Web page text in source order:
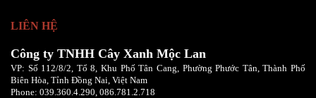
LIÊN HỆ
Công ty TNHH Cây Xanh Mộc Lan
VP: Số 112/8/2, Tổ 8, Khu Phố Tân Cang, Phường Phước Tân, Thành Phố
Biên Hòa, Tỉnh Đồng Nai, Việt Nam
Phone: 039.360.4.290, 086.781.2.718